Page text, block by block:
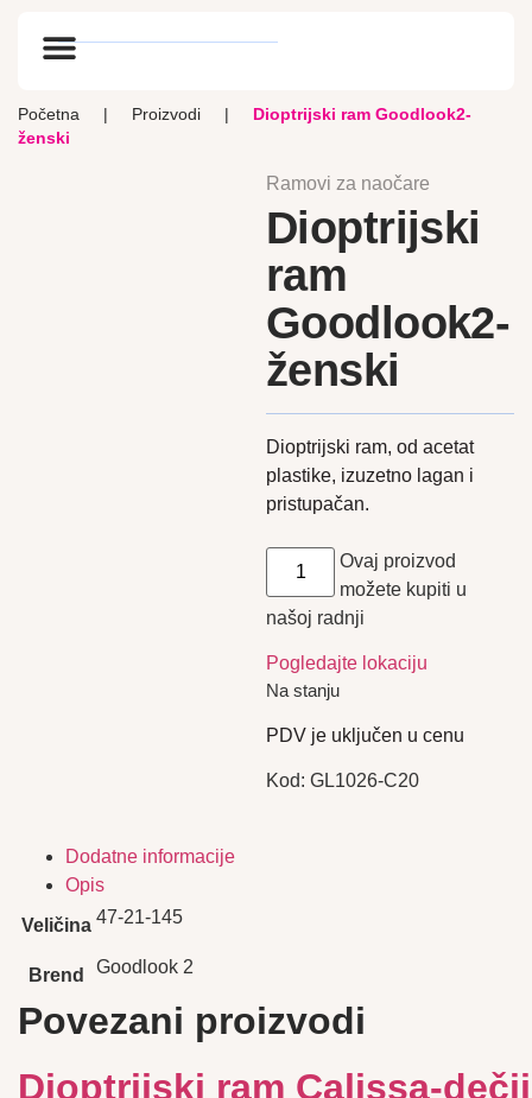
Početna | Proizvodi |
Dioptrijski ram Goodlook2-
ženski
Ramovi za naočare
Dioptrijski
ram
Goodlook2-
ženski
Dioptrijski ram, od acetat
plastike, izuzetno lagan i
pristupačan.
Ovaj proizvod
možete kupiti u
našoj radnji
Pogledajte lokaciju
Na stanju
PDV je uključen u cenu
Kod: GL1026-C20
Dodatne informacije
Opis
Veličina 47-21-145
Brend Goodlook 2
Povezani proizvodi
Dioptrijski ram Calissa-